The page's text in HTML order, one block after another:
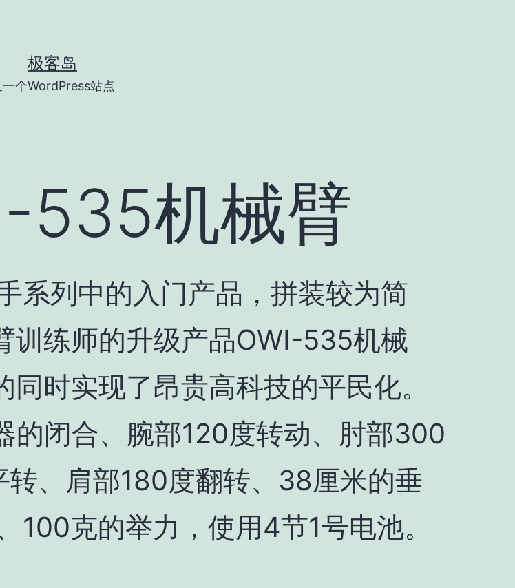
极客岛
一个WordPress站点
535机械臂
系列中的入门产品，拼装较为简
训练师的升级产品OWI-535机械
时实现了昂贵高科技的平民化。
的闭合、腕部120度转动、肘部300
、肩部180度翻转、38厘米的垂
克的举力，使用4节1号电池。